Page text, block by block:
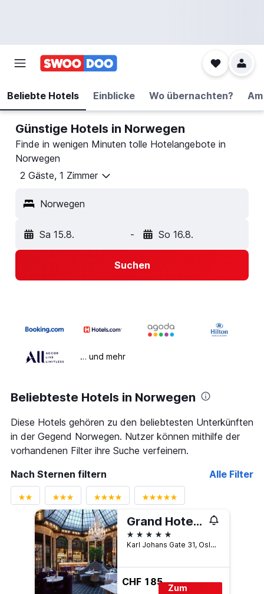
Beliebte Hotels Einblicke Wo übernachten?
Günstige Hotels in Norwegen
Finde in wenigen Minuten tolle Hotelangebote in
Norwegen
2 Gäste, 1 Zimmer
Norwegen
Sa 15.8. - So 16.8.
Suchen
… und mehr
Beliebteste Hotels in Norwegen
Diese Hotels gehören zu den beliebtesten Unterkünften
in der Gegend Norwegen. Nutzer können mithilfe der
vorhandenen Filter ihre Suche verfeinern.
Nach Sternen filtern
Alle Filter
Grand Hotel Oslo by Scandic
5 Sterne
Karl Johans Gate 31, Oslo, Oslo, Norwegen
CHF 185
Zum